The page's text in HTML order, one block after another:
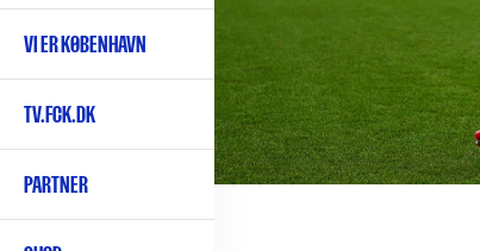
VI ER KØBENHAVN
TV.FCK.DK
PARTNER